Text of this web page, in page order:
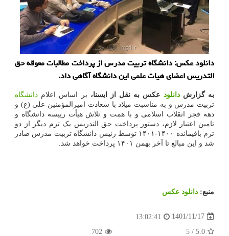
دانلود عکس: دانشگاه تربیت مدرس از پرداخت مطالبات معوقه حق
التدریس اعضای هیات علمی این دانشگاه آگاهی داد.
به گزارشدانلود عکس به نقل از ایسنا، بر اساس اعلام دانشگاه
تربیت مدرس و به مناسبت میلاد با سعادت امیرالمؤمنین علی (ع) و
دهه فجر انقلاب اسلامی و با همت و تلاش هیأت رییسه دانشگاه و
تامین اعتبار لازم، دستور پرداخت حق التدریس یک ترم دیگر از دو
ترم باقیمانده ۱۴۰۰-۱۴۰۱ توسط رئیس دانشگاه تربیت مدرس صادر
شد و این مبالغ تا آخر بهمن ۱۴۰۱ پرداخت خواهد شد.
منبع: دانلود عكس
1401/11/17
13:02:41
5.0
/
5
702